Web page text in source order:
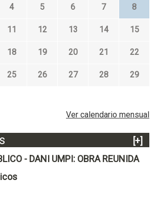
4 5 6 7 8
11 12 13 14 15
18 19 20 21 22
25 26 27 28 29
Ver calendario mensual
[+]
- DANI UMPI: OBRA REUNIDA